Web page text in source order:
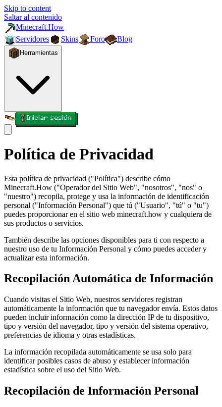
Skip to content
Saltar al contenido
Minecraft.How
Servidores
Skins Foro Blog
Herramientas
Iniciar sesión
Política de Privacidad
Esta política de privacidad ("Política") describe cómo
Minecraft.How ("Operador del Sitio Web", "nosotros", "nos" o
"nuestro") recopila, protege y usa la información de identificación
personal ("Información Personal") que tú ("Usuario", "tú" o "tu")
puedes proporcionar en el sitio web minecraft.how y cualquiera de
sus productos o servicios.
También describe las opciones disponibles para ti con respecto a
nuestro uso de tu Información Personal y cómo puedes acceder y
actualizar esta información.
Recopilación Automática de Información
Cuando visitas el Sitio Web, nuestros servidores registran
automáticamente la información que tu navegador envía. Estos datos
pueden incluir información como la dirección IP de tu dispositivo,
tipo y versión del navegador, tipo y versión del sistema operativo,
preferencias de idioma y otras estadísticas.
La información recopilada automáticamente se usa solo para
identificar posibles casos de abuso y establecer información
estadística sobre el uso del Sitio Web.
Recopilación de Información Personal